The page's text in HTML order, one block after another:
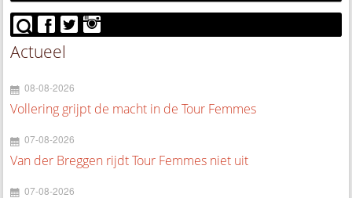
Actueel
08-08-2026
Vollering grijpt de macht in de Tour Femmes
07-08-2026
Van der Breggen rijdt Tour Femmes niet uit
07-08-2026